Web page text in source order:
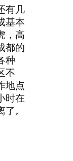
有几
基本
，高
都的
种
不
地点
时在
。